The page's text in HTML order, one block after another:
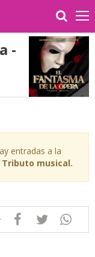
-
entradas a la
Tributo musical.